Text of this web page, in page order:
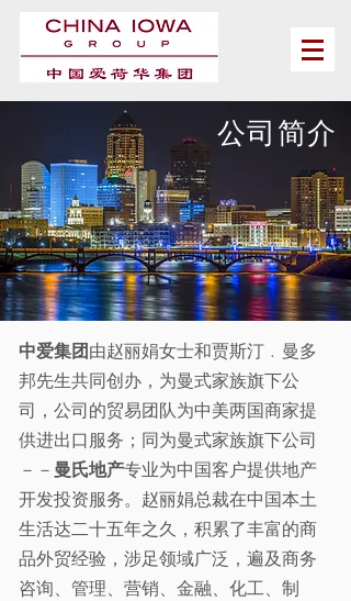
​公司简介
中爱集团由赵丽娟女士和贾斯汀﹒曼多
邦先生共同创办，为曼式家族旗下公
司，公司的贸易团队为中美两国商家提
供进出口服务；同为曼式家族旗下公司
－－ 曼氏地产专业为中国客户提供地产
开发投资服务。赵丽娟总裁在中国本土
生活达二十五年之久，积累了丰富的商
品外贸经验，涉足领域广泛，遍及商务
咨询、管理、营销、金融、化工、制